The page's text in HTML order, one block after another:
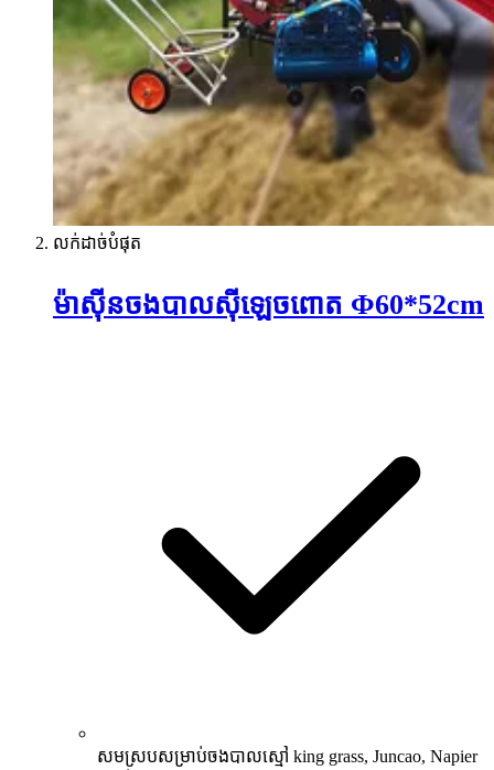
លក់ដាច់បំផុត
ម៉ាស៊ីនចងបាលស៊ីឡេចពោត Φ60*52cm
សមស្របសម្រាប់ចងបាលស្មៅ king grass, Juncao, Napier